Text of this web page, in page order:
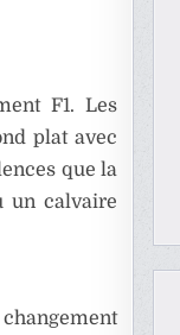
F1. Les
plat avec
que la
un calvaire